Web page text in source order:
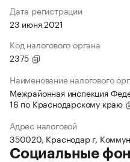
Дата регистрации
23 июня 2021
Код налогового органа
2375
Наименование налогового
Межрайонная инспекция
16 по Краснодарскому краю
Адрес налоговой
350020, Краснодар г,
Социальные